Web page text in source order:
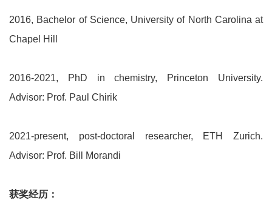
2016, Bachelor of Science, University of North Carolina at
Chapel Hill
2016-2021, PhD in chemistry, Princeton University.
Advisor: Prof. Paul Chirik
2021-present, post-doctoral researcher, ETH Zurich.
Advisor: Prof. Bill Morandi
获奖经历：